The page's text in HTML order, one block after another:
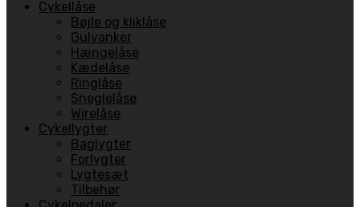
Cykellåse
Bøjle og kliklåse
Gulvanker
Hængelåse
Kædelåse
Ringlåse
Sneglelåse
Wirelåse
Cykellygter
Baglygter
Forlygter
Lygtesæt
Tilbehør